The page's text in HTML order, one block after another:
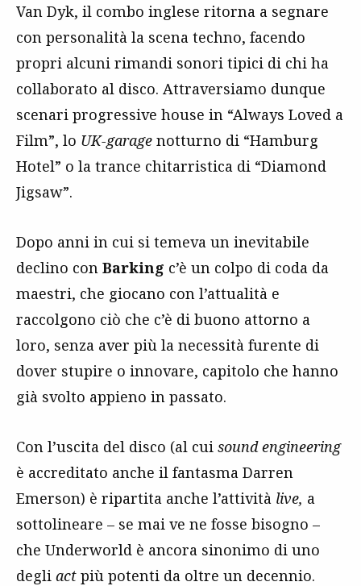
Van Dyk, il combo inglese ritorna a segnare
con personalità la scena techno, facendo
propri alcuni rimandi sonori tipici di chi ha
collaborato al disco. Attraversiamo dunque
scenari progressive house in “Always Loved a
Film”, lo UK-garage notturno di “Hamburg
Hotel” o la trance chitarristica di “Diamond
Jigsaw”.
Dopo anni in cui si temeva un inevitabile
declino con Barking c’è un colpo di coda da
maestri, che giocano con l’attualità e
raccolgono ciò che c’è di buono attorno a
loro, senza aver più la necessità furente di
dover stupire o innovare, capitolo che hanno
già svolto appieno in passato.
Con l’uscita del disco (al cui sound engineering
è accreditato anche il fantasma Darren
Emerson) è ripartita anche l’attività live, a
sottolineare – se mai ve ne fosse bisogno –
che Underworld è ancora sinonimo di uno
degli act più potenti da oltre un decennio.